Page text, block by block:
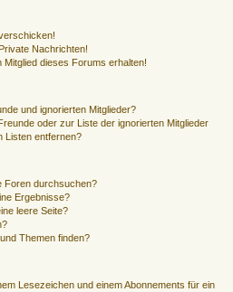
Nachrichten!
Mitglied dieses Forums erhalten!
und ignorierten Mitglieder?
oder zur Liste der ignorierten Mitglieder
Listen entfernen?
Foren durchsuchen?
Ergebnisse?
leere Seite?
Themen finden?
Lesezeichen und einem Abonnements für ein